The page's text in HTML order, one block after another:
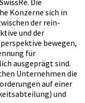
Konzerne sich in
der rein-
und der
bewegen,
für
ausgeprägt sind.
Unternehmen die
auf einer
und